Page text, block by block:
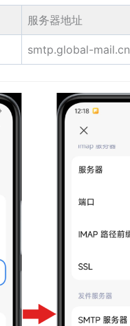
服务器地址
smtp.global-mail.cn